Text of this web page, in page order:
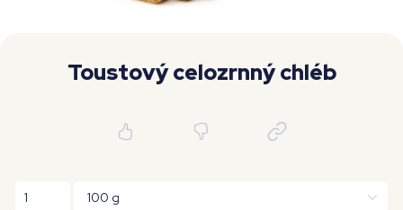
Toustový celozrnný chléb